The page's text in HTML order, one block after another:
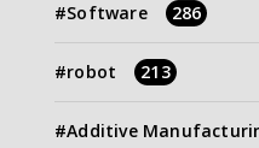
Software 286
robot 213
Additive